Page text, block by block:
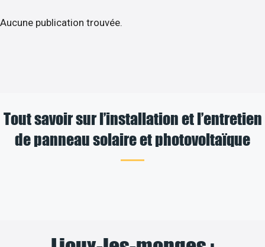
Aucune publication trouvée.
Tout savoir sur l’installation et l’entretien
de panneau solaire et photovoltaïque